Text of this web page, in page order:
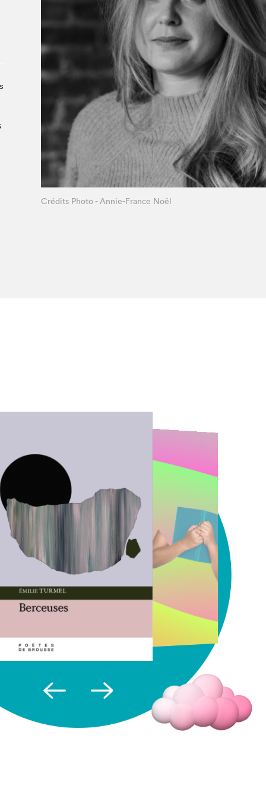
À propos du Salon
Liste des exposant·e·s
Liste des auteur·rice·s
Crédits Photo - Annie-France Noël